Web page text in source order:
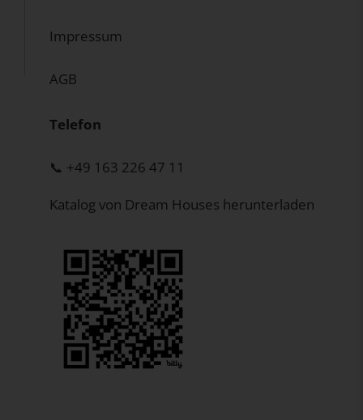
Impressum
AGB
Telefon
📞 +49 163 226 47 11
Katalog von Dream Houses herunterladen